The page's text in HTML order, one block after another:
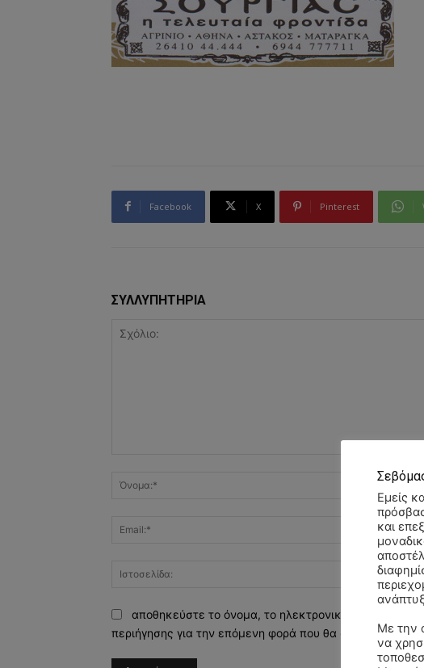
Facebook X Pinterest
ΣΥΛΛΥΠΗΤΗΡΙΑ
αποθηκεύστε το όνομα, το ηλεκτρονικό
περιήγησης για την επόμενη φορά που θα σχολιάσω.
Εμείς
και
Με την
να